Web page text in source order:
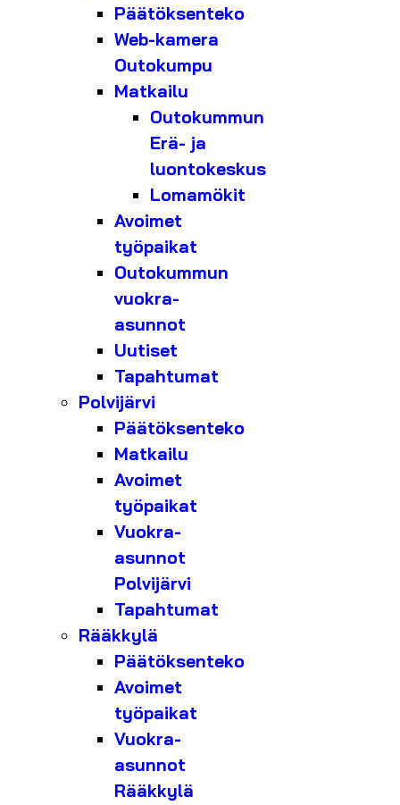
Päätöksenteko
Web-kamera
Outokumpu
Matkailu
Outokummun
Erä- ja
luontokeskus
Lomamökit
Avoimet
työpaikat
Outokummun
vuokra-
asunnot
Uutiset
Tapahtumat
Polvijärvi
Päätöksenteko
Matkailu
Avoimet
työpaikat
Vuokra-
asunnot
Polvijärvi
Tapahtumat
Rääkkylä
Päätöksenteko
Avoimet
työpaikat
Vuokra-
asunnot
Rääkkylä